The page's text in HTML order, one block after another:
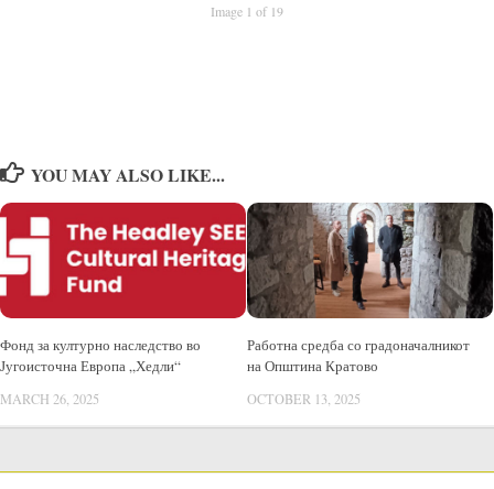
Image 1 of 19
YOU MAY ALSO LIKE...
Фонд за културно наследство во
Југоисточна Европа „Хедли“
MARCH 26, 2025
Работна средба со градоначалникот
на Општина Кратово
OCTOBER 13, 2025